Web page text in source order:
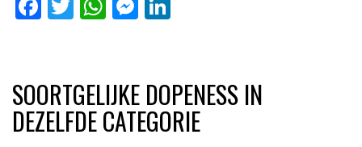
SOORTGELIJKE DOPENESS IN
DEZELFDE CATEGORIE